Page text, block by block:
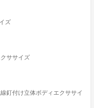
ズ
ササイズ
釘付け立体ボディエクササイ